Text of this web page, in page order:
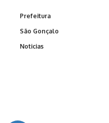
Prefeitura
São Gonçalo
Noticias